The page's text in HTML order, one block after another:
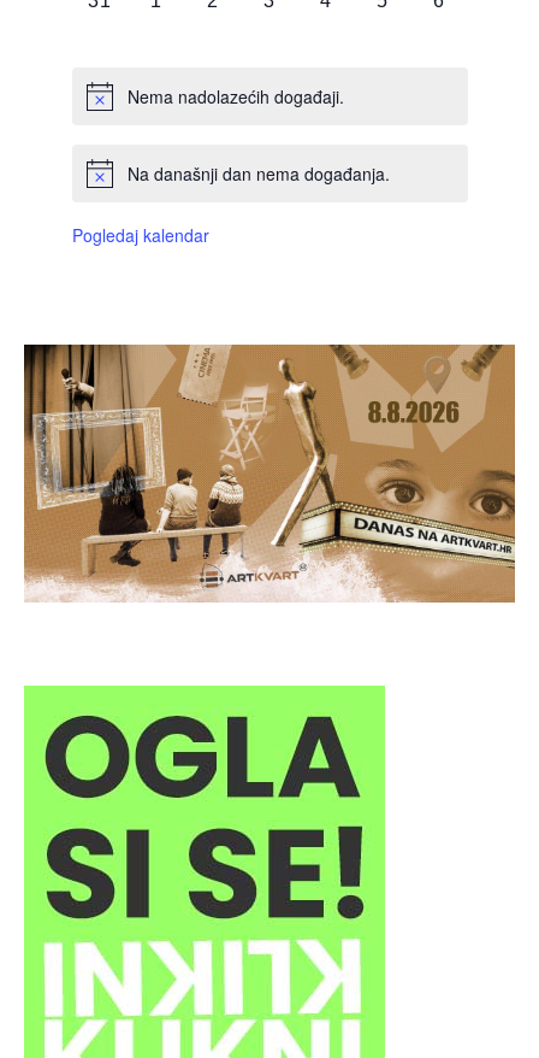
Nema nadolazećih događaji.
Na današnji dan nema događanja.
Pogledaj kalendar